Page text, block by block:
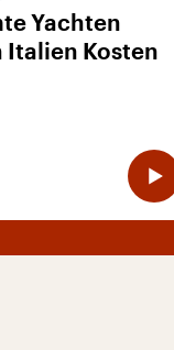
Yachten
Italien Kosten